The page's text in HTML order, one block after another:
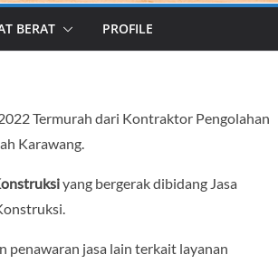
BERAT PROFILE
Termurah dari Kontraktor Pengolahan
Karawang.
yang bergerak dibidang Jasa
penawaran jasa lain terkait layanan